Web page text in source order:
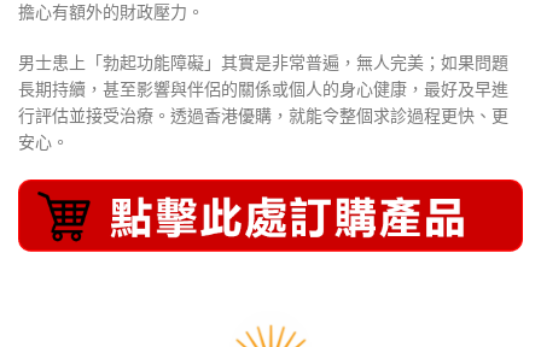
擔心有額外的財政壓力。
男士患上「勃起功能障礙」其實是非常普遍，無人完美；如果問題
長期持續，甚至影響與伴侶的關係或個人的身心健康，最好及早進
行評估並接受治療。透過香港優購，就能令整個求診過程更快、更
安心。